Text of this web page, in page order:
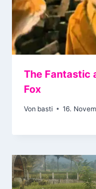
The Fantastic
Fox
Von basti 16.